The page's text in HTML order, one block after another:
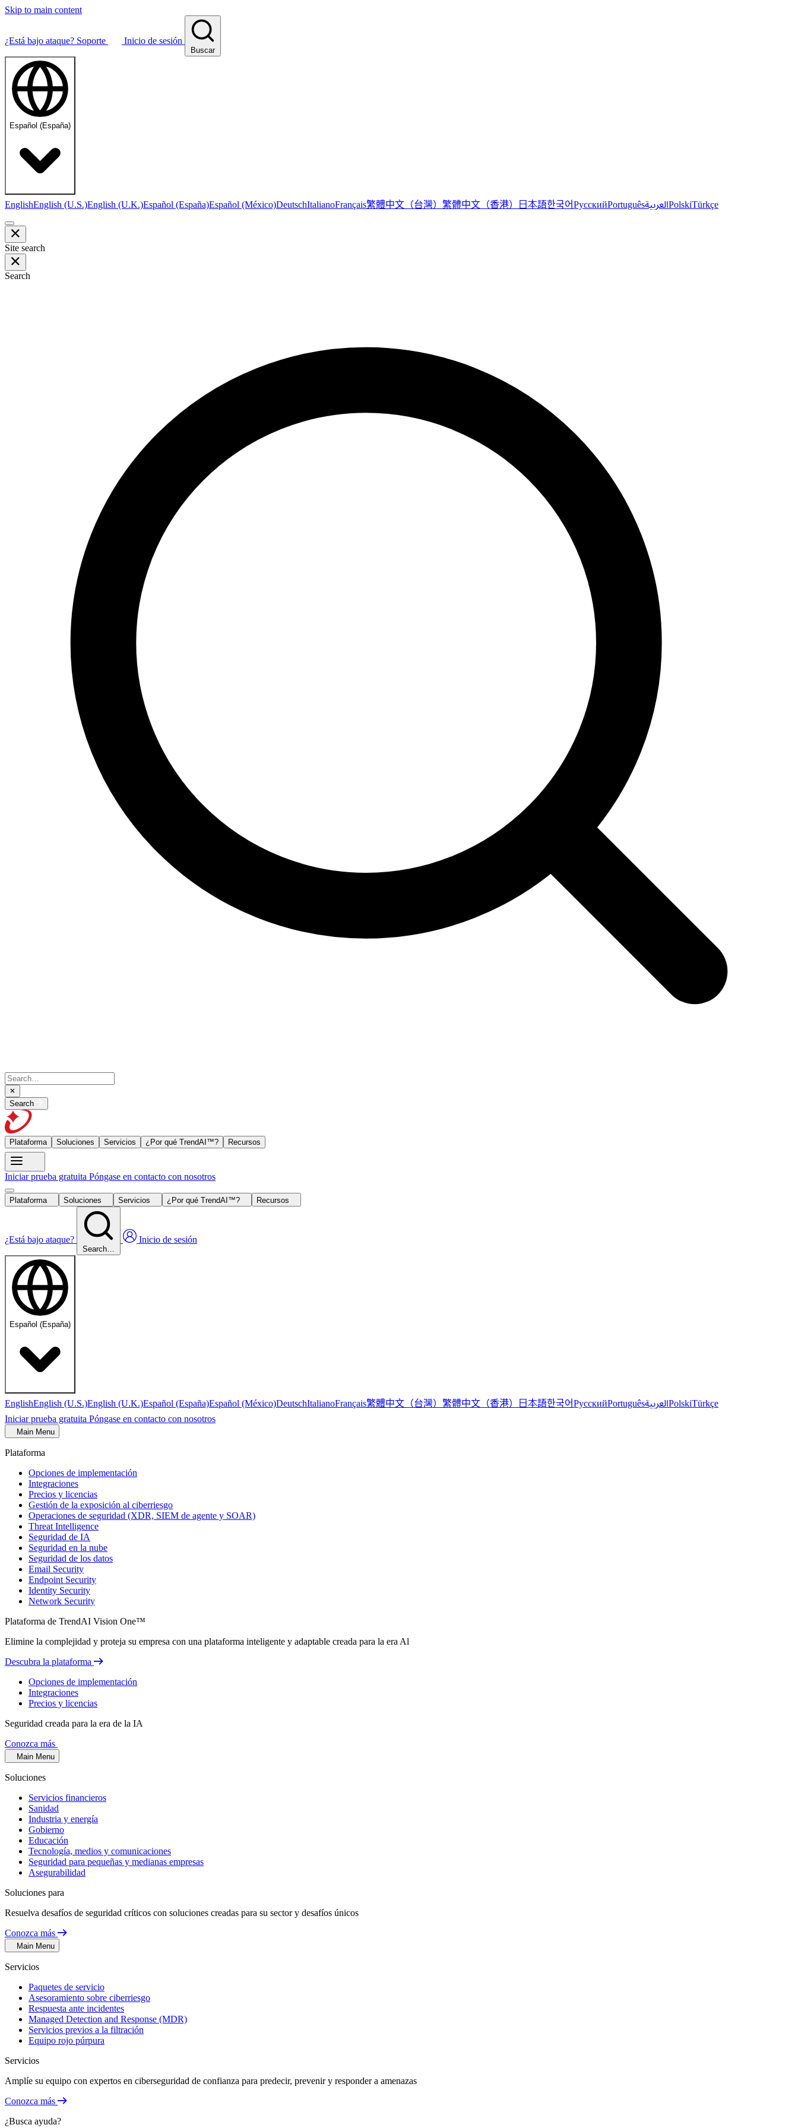
Skip to main content
¿Está bajo ataque? Soporte Inicio de sesión
Buscar
Español (España)
EnglishEnglish (U.S.)English (U.K.)Español (España)Español (México)DeutschItalianoFrançais繁體中文（台灣） 繁體中文（香港） 日本語한국어РусскийPortuguêsالعربيةPolskiTürkçe
Site search
Search
Search
Plataforma Soluciones Servicios ¿Por qué TrendAI™? Recursos
Iniciar prueba gratuita Póngase en contacto con nosotros
Plataforma Soluciones Servicios ¿Por qué TrendAI™? Recursos
¿Está bajo ataque?
Search…
Inicio de sesión
Español (España)
EnglishEnglish (U.S.)English (U.K.)Español (España)Español (México)DeutschItalianoFrançais繁體中文（台灣） 繁體中文（香港） 日本語한국어РусскийPortuguêsالعربيةPolskiTürkçe
Iniciar prueba gratuita Póngase en contacto con nosotros
Main Menu
Plataforma
Opciones de implementación
Integraciones
Precios y licencias
Gestión de la exposición al ciberriesgo
Operaciones de seguridad (XDR, SIEM de agente y SOAR)
Threat Intelligence
Seguridad de IA
Seguridad en la nube
Seguridad de los datos
Email Security
Endpoint Security
Identity Security
Network Security
Plataforma de TrendAI Vision One™
Elimine la complejidad y proteja su empresa con una plataforma inteligente y adaptable creada para la era Al
Descubra la plataforma
Opciones de implementación
Integraciones
Precios y licencias
Seguridad creada para la era de la IA
Conozca más
Main Menu
Soluciones
Servicios financieros
Sanidad
Industria y energía
Gobierno
Educación
Tecnología, medios y comunicaciones
Seguridad para pequeñas y medianas empresas
Asegurabilidad
Soluciones para
Resuelva desafíos de seguridad críticos con soluciones creadas para su sector y desafíos únicos
Conozca más
Main Menu
Servicios
Paquetes de servicio
Asesoramiento sobre ciberriesgo
Respuesta ante incidentes
Managed Detection and Response (MDR)
Servicios previos a la filtración
Equipo rojo púrpura
Servicios
Amplíe su equipo con expertos en ciberseguridad de confianza para predecir, prevenir y responder a amenazas
Conozca más
¿Busca ayuda?